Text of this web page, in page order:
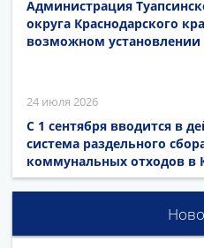
Администрация
округа Краснодарского
возможном установлении
24 июля 2026
С 1 сентября вводится в
система раздельного
коммунальных отходов в